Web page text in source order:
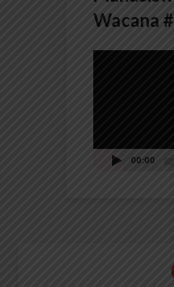
Wacana
00:00